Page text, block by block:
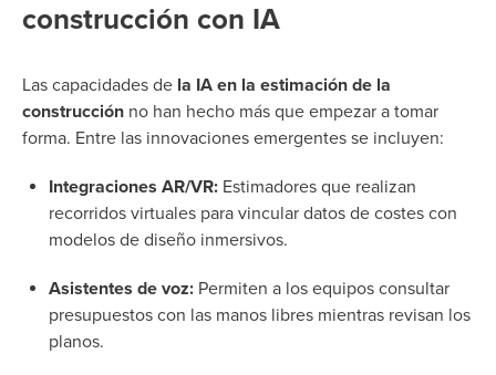
construcción con IA
Las capacidades de la IA en la estimación de la
construcción no han hecho más que empezar a tomar
forma. Entre las innovaciones emergentes se incluyen:
Integraciones AR/VR: Estimadores que realizan
recorridos virtuales para vincular datos de costes con
modelos de diseño inmersivos.
Asistentes de voz: Permiten a los equipos consultar
presupuestos con las manos libres mientras revisan los
planos.